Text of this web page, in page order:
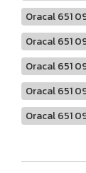
Oracal 651
Oracal 651
Oracal 651
Oracal 651
Oracal 651